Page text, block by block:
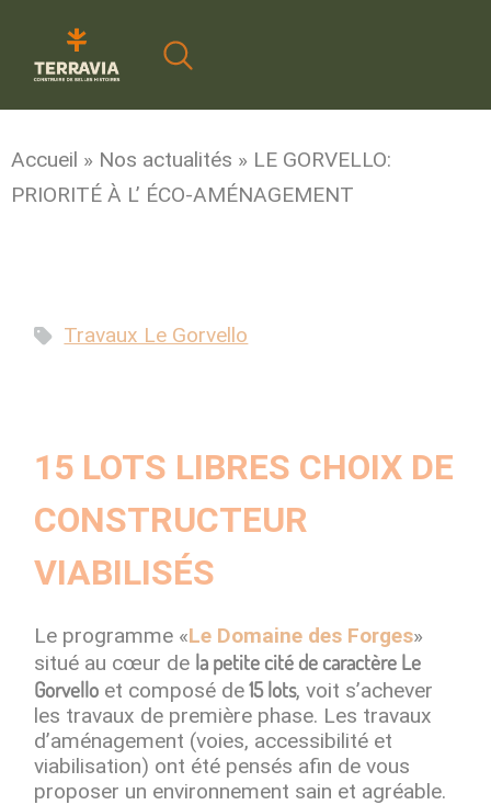
Accueil » Nos actualités » LE GORVELLO:
PRIORITÉ À L’ ÉCO-AMÉNAGEMENT
Travaux Le Gorvello
15 LOTS LIBRES CHOIX DE
CONSTRUCTEUR
VIABILISÉS
Le programme «Le Domaine des Forges»
situé au cœur de la petite cité de caractère Le
Gorvello et composé de15 lots, voit s’achever
les travaux de première phase. Les travaux
d’aménagement (voies, accessibilité et
viabilisation) ont été pensés afin de vous
proposer un environnement sain et agréable.